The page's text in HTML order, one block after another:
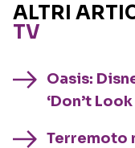
ALTRI
TV
Oasis:
‘Don’t
Terremoto